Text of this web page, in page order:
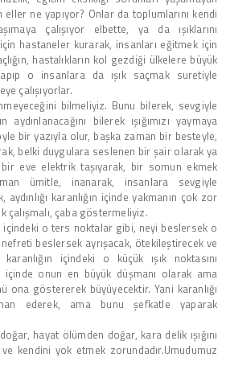
eller ne yapıyor? Onlar da toplumlarını kendi
çalışıyor elbette, ya da ışıklarını
hastaneler kurarak, insanları eğitmek için
hastalıkların kol gezdiği ülkelere büyük
o insanlara da ışık saçmak suretiyle
çalışıyorlar.
bilmeliyiz. Bunu bilerek, sevgiyle
bilerek ışığımızı yaymaya
bir yazıyla olur, başka zaman bir besteyle,
belki duygulara seslenen bir şair olarak ya
bir eve elektrik taşıyarak, bir somun ekmek
ümitle, inanarak, insanlara sevgiyle
aydınlığı karanlığın içinde yakmanın çok zor
çalışmalı, çaba göstermeliyiz.
içindeki o ters noktalar gibi, neyi beslersek o
nefreti beslersek ayrışacak, ötekileştirecek ve
içindeki o küçük ışık noktasını
içinde onun en büyük düşmanı olarak ama
ona göstererek büyüyecektir. Yani karanlığı
ederek, ama bunu şefkatle yaparak
hayat ölümden doğar, kara delik ışığını
kendini yok etmek zorundadır.Umudumuz